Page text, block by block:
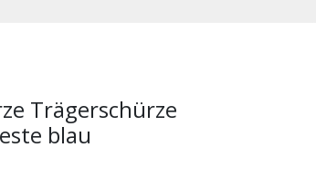
Trägerschürze
blau